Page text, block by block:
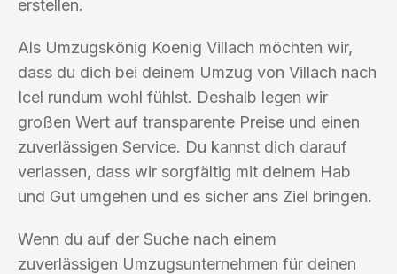
erstellen.
Als Umzugskönig Koenig Villach möchten wir,
dass du dich bei deinem Umzug von Villach nach
Icel rundum wohl fühlst. Deshalb legen wir
großen Wert auf transparente Preise und einen
zuverlässigen Service. Du kannst dich darauf
verlassen, dass wir sorgfältig mit deinem Hab
und Gut umgehen und es sicher ans Ziel bringen.
Wenn du auf der Suche nach einem
zuverlässigen Umzugsunternehmen für deinen